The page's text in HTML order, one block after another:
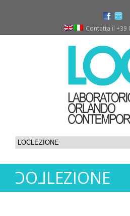
Contatta il +39
LOCLEZIONE